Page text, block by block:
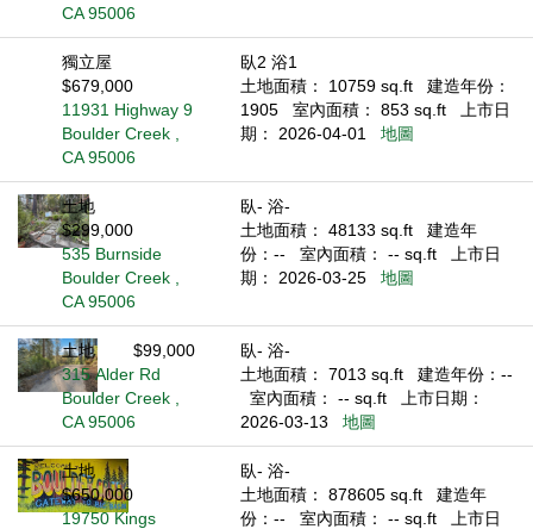
CA 95006
獨立屋
$679,000
11931 Highway 9
Boulder Creek ,
CA 95006
臥2 浴1
土地面積： 10759 sq.ft
建造年份：
1905
室內面積： 853 sq.ft
上市日
期： 2026-04-01
地圖
土地
$299,000
535 Burnside
Boulder Creek ,
CA 95006
臥- 浴-
土地面積： 48133 sq.ft
建造年
份：--
室內面積： -- sq.ft
上市日
期： 2026-03-25
地圖
土地
$99,000
315 Alder Rd
Boulder Creek ,
CA 95006
臥- 浴-
土地面積： 7013 sq.ft
建造年份：--
室內面積： -- sq.ft
上市日期：
2026-03-13
地圖
土地
$650,000
19750 Kings
臥- 浴-
土地面積： 878605 sq.ft
建造年
份：--
室內面積： -- sq.ft
上市日